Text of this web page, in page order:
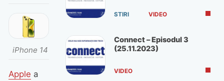
iPhone 14
Apple a
STIRI VIDEO
Connect – Episodul 3
(25.11.2023)
VIDEO